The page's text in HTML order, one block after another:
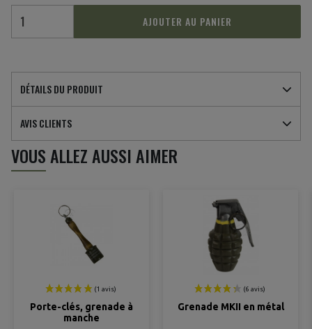
(1 avis)
AJOUTER AU PANIER
DÉTAILS DU PRODUIT
AVIS CLIENTS
VOUS ALLEZ AUSSI AIMER
Porte-clés, grenade à
manche
Grenade MKII en métal